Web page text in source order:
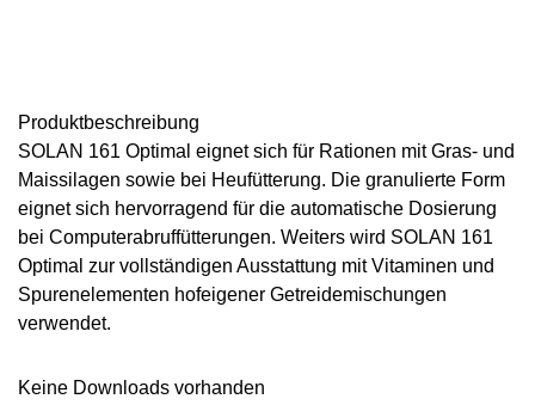
Produkt­beschreibung
SOLAN 161 Optimal eignet sich für Rationen mitGras- und
Maissilagen sowie bei Heufütterung. Die granulierte Form
eignet sich hervorragend für die automatische Dosierung
bei Computerabruffütterungen. Weiters wird SOLAN 161
Optimal zur vollständigen Ausstattung mitVitaminen und
Spurenelementen hofeigener Getreidemischungen
verwendet.
Keine Downloads vorhanden